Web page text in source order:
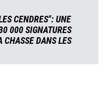
CENDRES": UNE
000 SIGNATURES
CHASSE DANS LES